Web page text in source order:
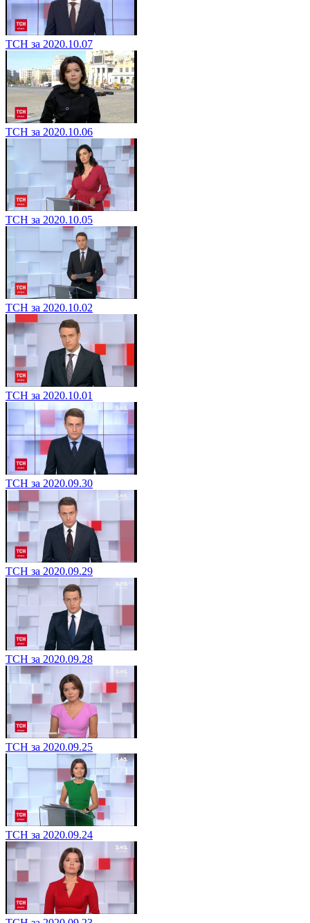
ТСН за 2020.10.07
ТСН за 2020.10.06
ТСН за 2020.10.05
ТСН за 2020.10.02
ТСН за 2020.10.01
ТСН за 2020.09.30
ТСН за 2020.09.29
ТСН за 2020.09.28
ТСН за 2020.09.25
ТСН за 2020.09.24